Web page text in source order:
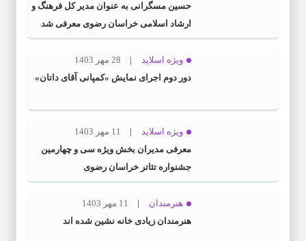
حسین مسگرانی به عنوان مدیر کل فرهنگ و
ارشاد اسلامی خراسان رضوی معرفی شد
ویژه اسلاید
28 مهر 1403
دور دوم اجرای نمایش «کمپانی آقای داتان»
ویژه اسلاید
11 مهر 1403
معرفی مدیران بخش ویژه سی و چهارمین
جشنواره تئاتر خراسان رضوی
هنرمندان
11 مهر 1403
هنرمندان زیادی خانه نشین شده اند